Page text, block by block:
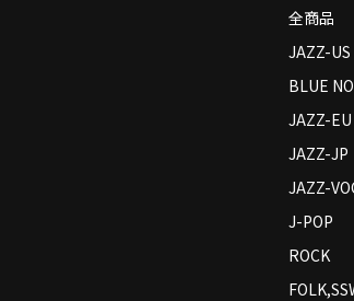
全商品
JAZZ-US
BLUE
JAZZ-EU
JAZZ-JP
JAZZ-
J-POP
ROCK